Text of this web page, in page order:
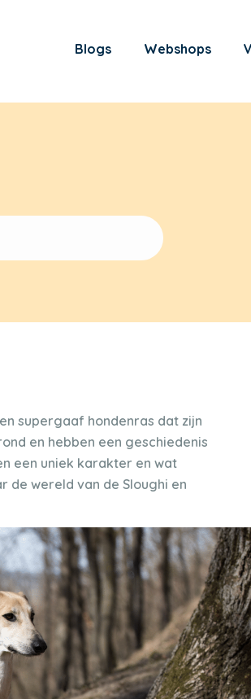
Blogs Webshops
supergaaf hondenras dat zijn
en hebben een geschiedenis
een uniek karakter en wat
de wereld van de Sloughi en